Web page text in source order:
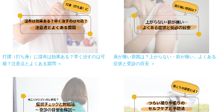
打撲（打ち身）に湿布は効果ある？早く治すのは可
能？注意点とよくある質問 ＞
肩が痛い原因は？上がらない・前が痛い…よくある
症状と受診の目安 ＞